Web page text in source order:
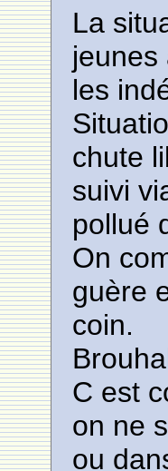
La
jeunes
les
chute
suivi
pollué
On
guère
coin.
C est
on ne
ou